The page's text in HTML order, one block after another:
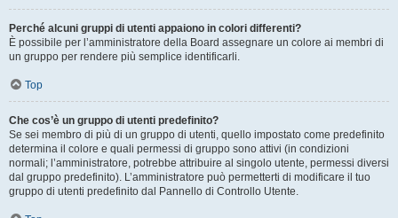
Perché alcuni gruppi di utenti appaiono in colori differenti?
È possibile per l’amministratore della Board assegnare un colore ai membri di
un gruppo per rendere più semplice identificarli.
Top
Che cos’è un gruppo di utenti predefinito?
Se sei membro di più di un gruppo di utenti, quello impostato come predefinito
determina il colore e quali permessi di gruppo sono attivi (in condizioni
normali; l’amministratore, potrebbe attribuire al singolo utente, permessi diversi
dal gruppo predefinito). L’amministratore può permetterti di modificare il tuo
gruppo di utenti predefinito dal Pannello di Controllo Utente.